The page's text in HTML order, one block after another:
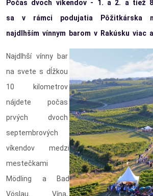
Počas dvoch víkendov - 1. a 2. a tiež
sa v rámci podujatia Pôžitkárska
najdlhším vínnym barom v Rakúsku viac
Najdlhší vínny bar
na svete s dĺžkou
10 kilometrov
nájdete počas
prvých dvoch
septembrových
víkendov medzi
mestečkami
Mödling a Bad
Vöslau. Vína,